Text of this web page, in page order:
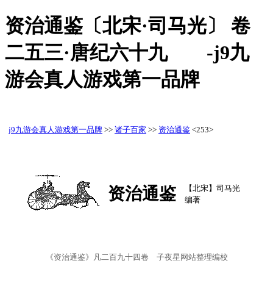
资治通鉴〔北宋·司马光〕 卷
二五三·唐纪六十九 -j9九
游会真人游戏第一品牌
j9九游会真人游戏第一品牌 >> 诸子百家 >> 资治通鉴 <253>
资治通鉴
【北宋】司马光
编著
《资治通鉴》凡二百九十四卷 子夜星网站整理编校